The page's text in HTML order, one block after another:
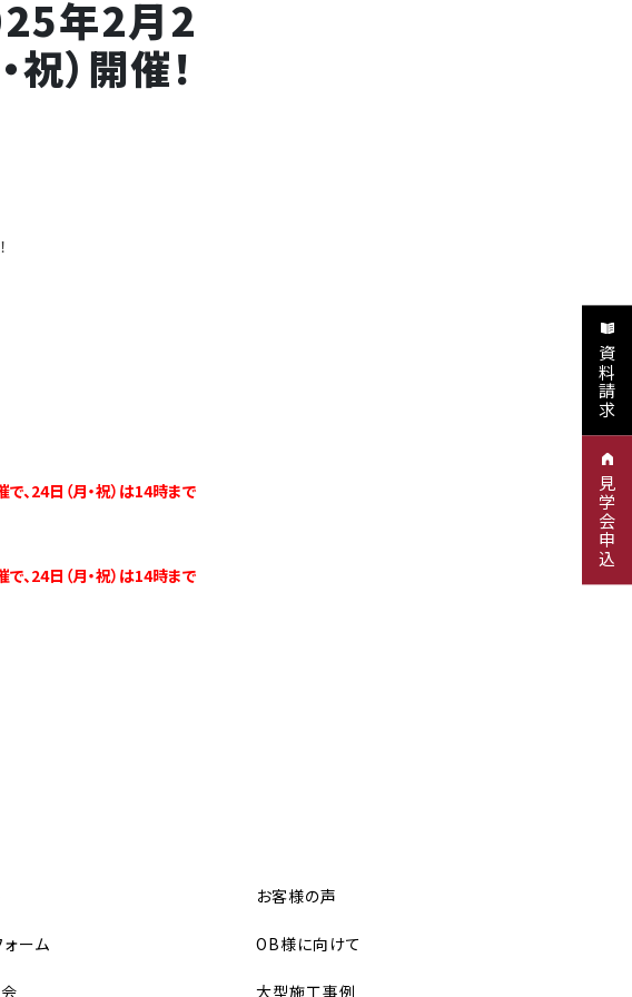
年2月2
）開催！
、24日（月・祝）は14時まで
、24日（月・祝）は14時まで
ォーム
お客様の声
OB様に向けて
大型施工事例
資料請求
見学会申込